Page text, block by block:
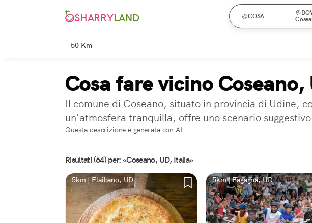
SHARRYLAND COSA
50 Km
Cosa fare vicino Coseano,
Il comune di Coseano, situato in provincia di Udine,
un'atmosfera tranquilla, offre uno scenario
Questa descrizione è generata con AI
Risultati (64) per: «Coseano, UD, Italia»
5km | Flaibano, UD 5km | Fagagna, UD